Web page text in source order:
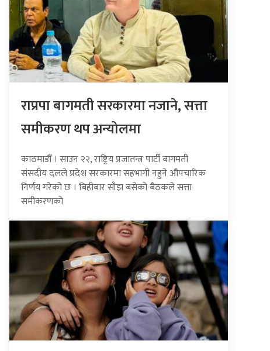
राप्रपा बागमती सरकारमा नजाने, सत्ता
समीकरण थप अन्योलमा
काठमाडौँ । साउन २२, राष्ट्रिय प्रजातन्त्र पार्टी बागमती
संसदीय दलले प्रदेश सरकारमा सहभागी नहुने औपचारिक
निर्णय गरेको छ । बिहीबार साँझ बसेको बैठकले सत्ता
समीकरणको